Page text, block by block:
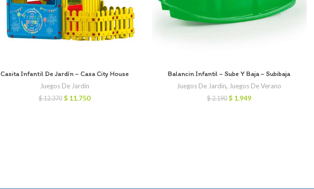
Casita Infantil De Jardín – Casa City House
Juegos De Jardín
$12.370 El
$ 11.750El
Balancin Infantil – Sube Y Baja – Subibaja
Juegos De Jardín, Juegos De Verano
$2.190 El
$ 1.949El